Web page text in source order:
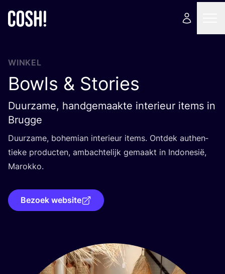
WINKEL
Bowls & Stories
Duurzame, handgemaakte interieur items in
Brugge
Duur­za­me, bohe­mi­an inte­ri­eur items. Ont­dek authen­
tie­ke pro­duc­ten, ambach­te­lijk gemaakt in Indo­ne­sië,
Marokko.
Bezoek website